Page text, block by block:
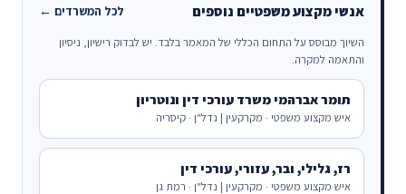
אנשי מקצוע משפטיים נוספים לכל המשרדים ←
השיוך מבוסס על התחום הכללי של המאמר בלבד. יש לבדוק רישיון, ניסיון
והתאמה למקרה.
תומר אברהמי משרד עורכי דין ונוטריון
איש מקצוע משפטי · מקרקעין | נדל"ן · קיסריה
רז, גלילי, ובר, עזורי, עורכי דין
איש מקצוע משפטי · מקרקעין | נדל"ן · רמת גן